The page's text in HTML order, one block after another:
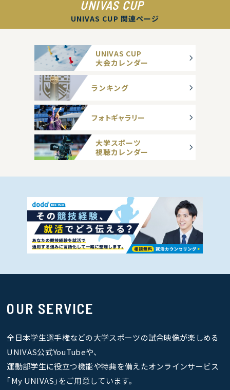
UNIVAS CUP
UNIVAS CUP 関連ページ
UNIVAS CUP
大会カレンダー
ランキング
フォトギャラリー
大学スポーツ
視聴カレンダー
OUR SERVICE
全日本学生選手権などの大学スポーツの試合映像が楽しめる
UNIVAS公式YouTubeや、
運動部学生に役立つ機能や特典を備えたオンラインサービス
｢My UNIVAS｣をご用意しています。